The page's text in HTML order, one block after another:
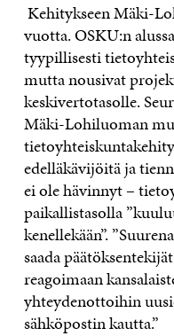
Kehitykseen Mäki-
vuotta. OSKU:n
tyypillisesti
mutta nousivat
keskivertotasolle.
Mäki-Lohiluoman
edelläkävijöitä ja
ei ole hävinnyt –
paikallistasolla
kenellekään”.
saada
reagoimaan
yhteydenottoihin
sähköpostin kautta.”